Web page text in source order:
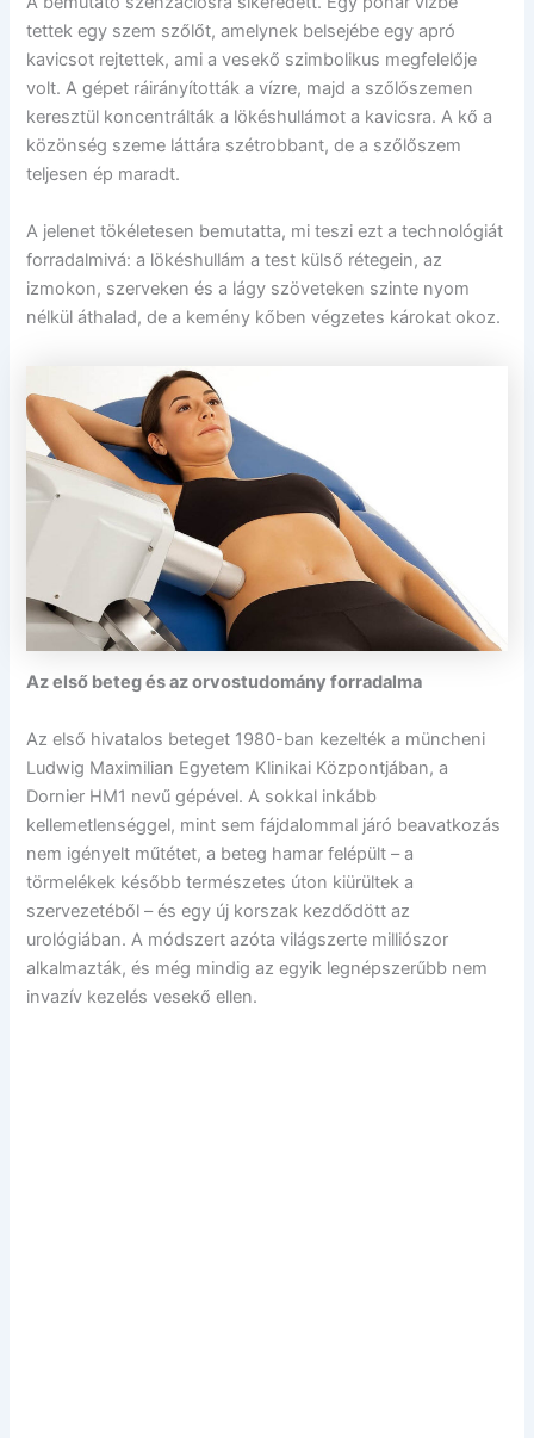
tettek egy szem szőlőt, amelynek belsejébe egy apró
kavicsot rejtettek, ami a vesekő szimbolikus megfelelője
volt. A gépet ráirányították a vízre, majd a szőlőszemen
keresztül koncentrálták a lökéshullámot a kavicsra. A kő a
közönség szeme láttára szétrobbant, de a szőlőszem
teljesen ép maradt.
A jelenet tökéletesen bemutatta, mi teszi ezt a technológiát
forradalmivá: a lökéshullám a test külső rétegein, az
izmokon, szerveken és a lágy szöveteken szinte nyom
nélkül áthalad, de a kemény kőben végzetes károkat okoz.
Az első beteg és az orvostudomány forradalma
Az első hivatalos beteget 1980-ban kezelték a müncheni
Ludwig Maximilian Egyetem Klinikai Központjában, a
Dornier HM1 nevű gépével. A sokkal inkább
kellemetlenséggel, mint sem fájdalommal járó beavatkozás
nem igényelt műtétet, a beteg hamar felépült – a
törmelékek később természetes úton kiürültek a
szervezetéből – és egy új korszak kezdődött az
urológiában. A módszert azóta világszerte milliószor
alkalmazták, és még mindig az egyik legnépszerűbb nem
invazív kezelés vesekő ellen.